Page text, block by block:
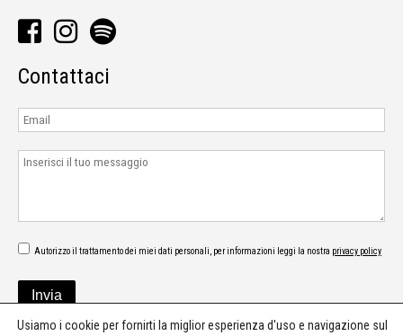
Contattaci
Autorizzo il trattamento dei miei dati personali, per informazioni leggi la nostra privacy policy
Usiamo i cookie per fornirti la miglior esperienza d'uso e navigazione sul